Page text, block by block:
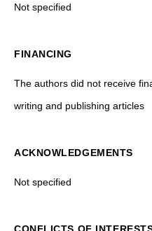
Not specified
FINANCING
The authors did not receive
writing and publishing articles
ACKNOWLEDGEMENTS
Not specified
CONFLICTS OF